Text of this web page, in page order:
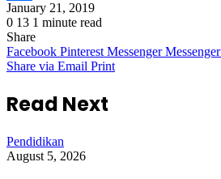
Share
January 21, 2019
0 13 1 minute read
Share
Facebook Pinterest Messenger Messenger
Share via Email Print
Read Next
Pendidikan
August 5, 2026